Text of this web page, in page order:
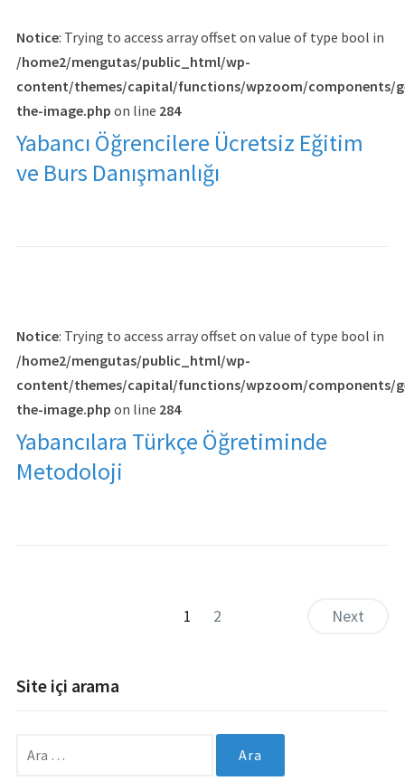
Notice: Trying to access array offset on value of type bool in
/home2/mengutas/public_html/wp-
content/themes/capital/functions/wpzoom/components/
the-image.php on line 284
Yabancı Öğrencilere Ücretsiz Eğitim
ve Burs Danışmanlığı
Notice: Trying to access array offset on value of type bool in
/home2/mengutas/public_html/wp-
content/themes/capital/functions/wpzoom/components/
the-image.php on line 284
Yabancılara Türkçe Öğretiminde
Metodoloji
1 2 Next
Site içi arama